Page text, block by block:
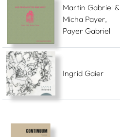
Martin Gabriel &
Micha Payer,
Payer Gabriel
Ingrid Gaier